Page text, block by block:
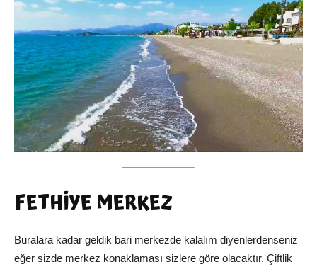
FETHİYE MERKEZ
Buralara kadar geldik bari merkezde kalalım diyenlerdenseniz
eğer sizde merkez konaklaması sizlere göre olacaktır. Çiftlik